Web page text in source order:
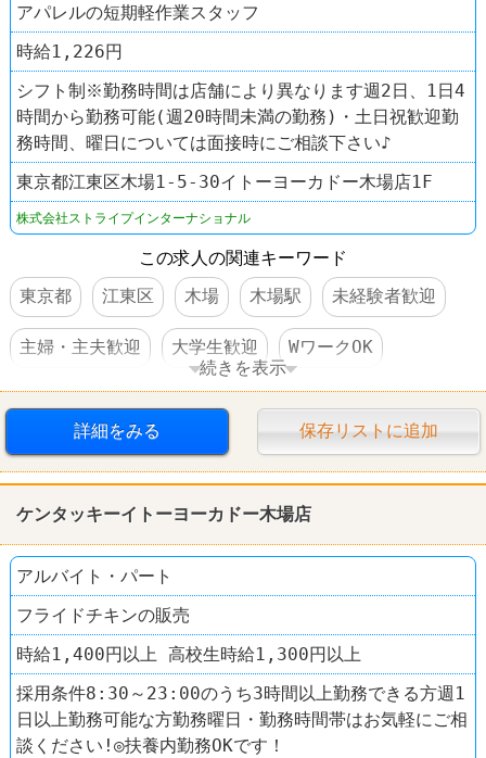
アパレルの短期軽作業スタッフ
時給1,226円
シフト制※勤務時間は店舗により異なります週2日、1日4
時間から勤務可能(週20時間未満の勤務)・土日祝歓迎勤
務時間、曜日については面接時にご相談下さい♪
東京都江東区木場1-5-30イトーヨーカドー木場店1F
株式会社ストライプインターナショナル
この求人の関連キーワード
東京都
江東区 木場 木場駅 未経験者歓迎
主婦・主夫歓迎 大学生歓迎 WワークOK
週3～4日からOK 交通費支給 大量募集
ファッション・コスメ
続きを表示
詳細をみる 保存リストに追加
ケンタッキーイトーヨーカドー木場店
アルバイト・パート
フライドチキンの販売
時給1,400円以上 高校生時給1,300円以上
採用条件8:30～23:00のうち3時間以上勤務できる方週1
日以上勤務可能な方勤務曜日・勤務時間帯はお気軽にご相
談ください!◎扶養内勤務OKです！